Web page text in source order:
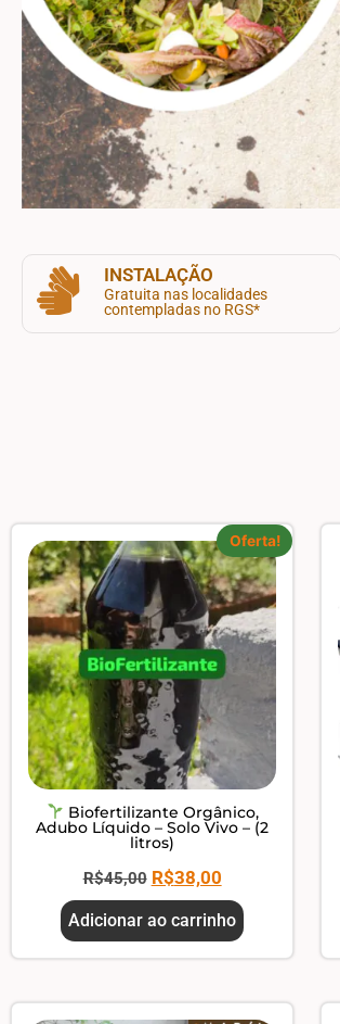
INSTALAÇÃO
Gratuita nas localidades
contempladas no RGS*
Oferta!
Biofertilizante Orgânico,
Adubo Líquido – Solo Vivo – (2
litros)
R$45,00 R$38,00
Adicionar ao carrinho